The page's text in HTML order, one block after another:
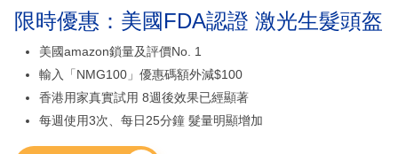
限時優惠：美國FDA認證 激光生髮頭盔
美國amazon鎖量及評價No. 1
輸入「NMG100」優惠碼額外減$100
香港用家真實試用 8週後效果已經顯著
每週使用3次、每日25分鐘 髮量明顯增加